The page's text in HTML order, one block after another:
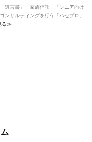
遺言書」「家族信託」「シニア向け
ンサルティングを行う「ハセプロ」
る≫